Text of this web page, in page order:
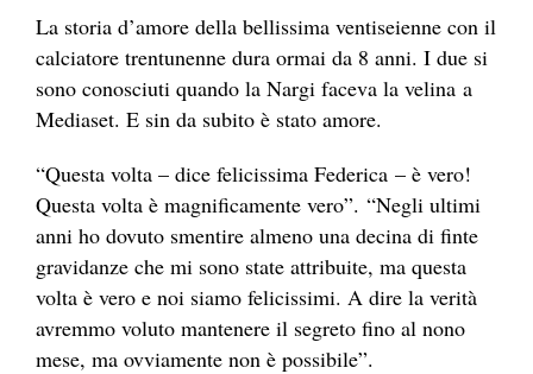
La storia d’amore della bellissima ventiseienne con il
calciatore trentunenne dura ormai da 8 anni. I due si
sono conosciuti quando la Nargi faceva la velina a
Mediaset. E sin da subito è stato amore.
“Questa volta – dice felicissima Federica – è vero!
Questa volta è magnificamente vero”. “Negli ultimi
anni ho dovuto smentire almeno una decina di finte
gravidanze che mi sono state attribuite, ma questa
volta è vero e noi siamo felicissimi. A dire la verità
avremmo voluto mantenere il segreto fino al nono
mese, ma ovviamente non è possibile”.